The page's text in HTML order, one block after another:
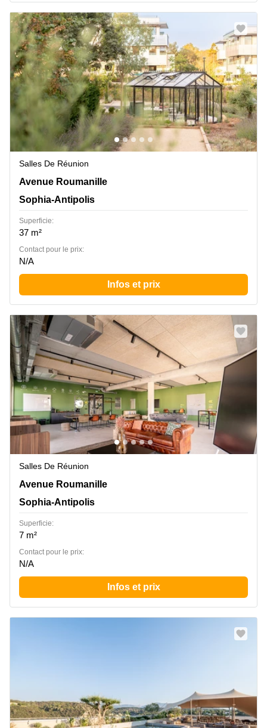
Salles De Réunion
Avenue Roumanille 965, Sophia-Antipolis
Avenue Roumanille
Sophia-Antipolis
Superficie:
37 m²
Contact pour le prix:
N/A
Infos et prix
Salles De Réunion
Avenue Roumanille 965, Sophia-Antipolis
Avenue Roumanille
Sophia-Antipolis
Superficie:
7 m²
Contact pour le prix:
N/A
Infos et prix